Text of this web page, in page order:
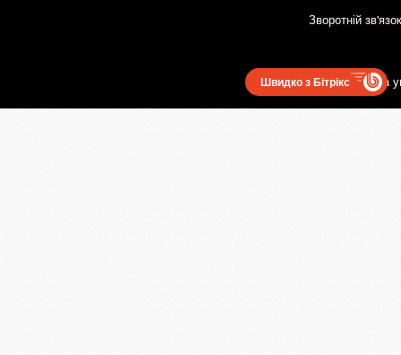
Зворотній зв'язок
Користувацька
Швидко з Бітрікс